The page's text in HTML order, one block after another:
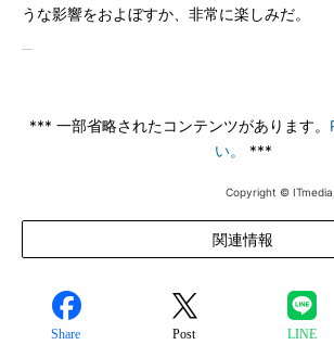
うな影響をおよぼすか、非常に楽しみだ。
*** 一部省略されたコンテンツがあります。
い。
***
Copyright ©
関連情報
Share Post LINE